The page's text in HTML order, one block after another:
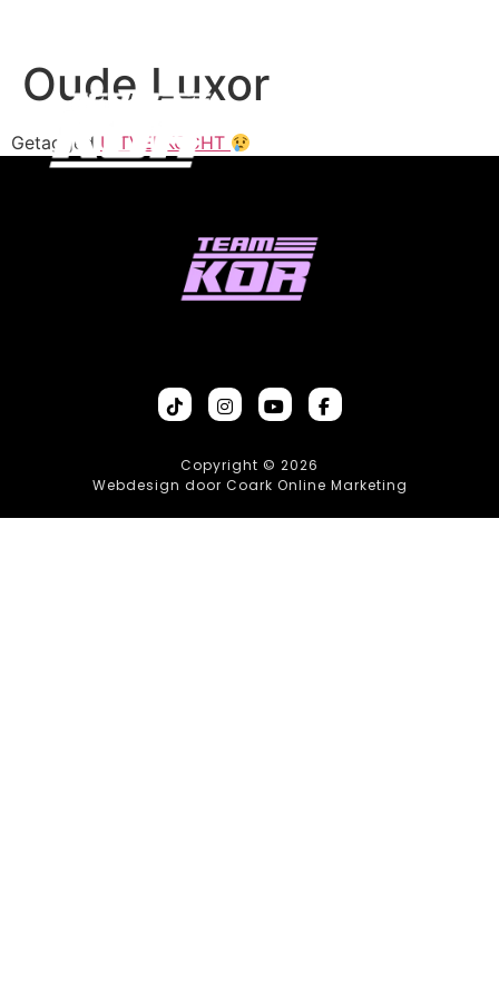
Oude Luxor
Getagged UITVERKOCHT
Copyright © 2026
Webdesign door Coark Online Marketing